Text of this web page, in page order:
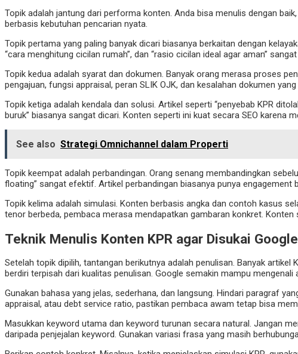
Topik adalah jantung dari performa konten. Anda bisa menulis dengan
berbasis kebutuhan pencarian nyata.
Topik pertama yang paling banyak dicari biasanya berkaitan dengan
“cara menghitung cicilan rumah”, dan “rasio cicilan ideal agar aman”
Topik kedua adalah syarat dan dokumen. Banyak orang merasa proses
pengajuan, fungsi appraisal, peran SLIK OJK, dan kesalahan dokumen
Topik ketiga adalah kendala dan solusi. Artikel seperti “penyebab KPR
buruk” biasanya sangat dicari. Konten seperti ini kuat secara SEO karena
See also Strategi Omnichannel dalam Properti
Topik keempat adalah perbandingan. Orang senang membandingkan
floating” sangat efektif. Artikel perbandingan biasanya punya
Topik kelima adalah simulasi. Konten berbasis angka dan contoh kasus
tenor berbeda, pembaca merasa mendapatkan gambaran konkret.
Teknik Menulis Konten KPR agar Disukai
Setelah topik dipilih, tantangan berikutnya adalah penulisan. Banyak
berdiri terpisah dari kualitas penulisan. Google semakin mampu
Gunakan bahasa yang jelas, sederhana, dan langsung. Hindari paragraf
appraisal, atau debt service ratio, pastikan pembaca awam tetap bisa
Masukkan keyword utama dan keyword turunan secara natural. Jangan
daripada penjejalan keyword. Gunakan variasi frasa yang masih